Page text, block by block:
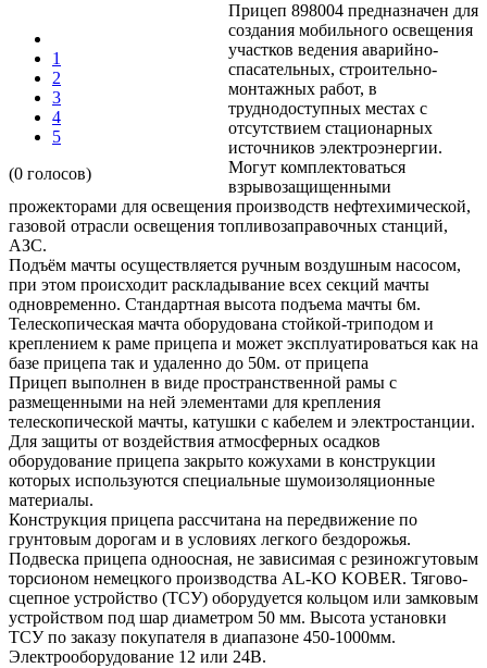
1
2
3
4
5
(0 голосов)
Прицеп 898004 предназначен для
создания мобильного освещения
участков ведения аварийно-
спасательных, строительно-
монтажных работ, в
труднодоступных местах с
отсутствием стационарных
источников электроэнергии.
Могут комплектоваться
взрывозащищенными
прожекторами для освещения производств нефтехимической,
газовой отрасли освещения топливозаправочных станций,
АЗС.
Подъём мачты осуществляется ручным воздушным насосом,
при этом происходит раскладывание всех секций мачты
одновременно. Стандартная высота подъема мачты 6м.
Телескопическая мачта оборудована стойкой-триподом и
креплением к раме прицепа и может эксплуатироваться как на
базе прицепа так и удаленно до 50м. от прицепа
Прицеп выполнен в виде пространственной рамы с
размещенными на ней элементами для крепления
телескопической мачты, катушки с кабелем и электростанции.
Для защиты от воздействия атмосферных осадков
оборудование прицепа закрыто кожухами в конструкции
которых используются специальные шумоизоляционные
материалы.
Конструкция прицепа рассчитана на передвижение по
грунтовым дорогам и в условиях легкого бездорожья.
Подвеска прицепа одноосная, не зависимая с резиножгутовым
торсионом немецкого производства AL-KO KOBER. Тягово-
сцепное устройство (ТСУ) оборудуется кольцом или замковым
устройством под шар диаметром 50 мм. Высота установки
ТСУ по заказу покупателя в диапазоне 450-1000мм.
Электрооборудование 12 или 24В.